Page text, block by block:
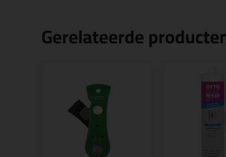
Gerelateerde